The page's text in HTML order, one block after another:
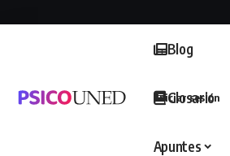
Blog
Glosario
Apuntes
Iniciar sesión